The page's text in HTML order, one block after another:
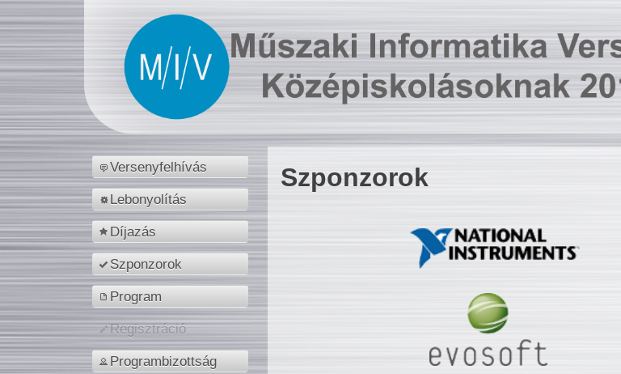
Versenyfelhívás
Lebonyolítás
Díjazás
Szponzorok
Program
Regisztráció
Programbizottság
Szponzorok